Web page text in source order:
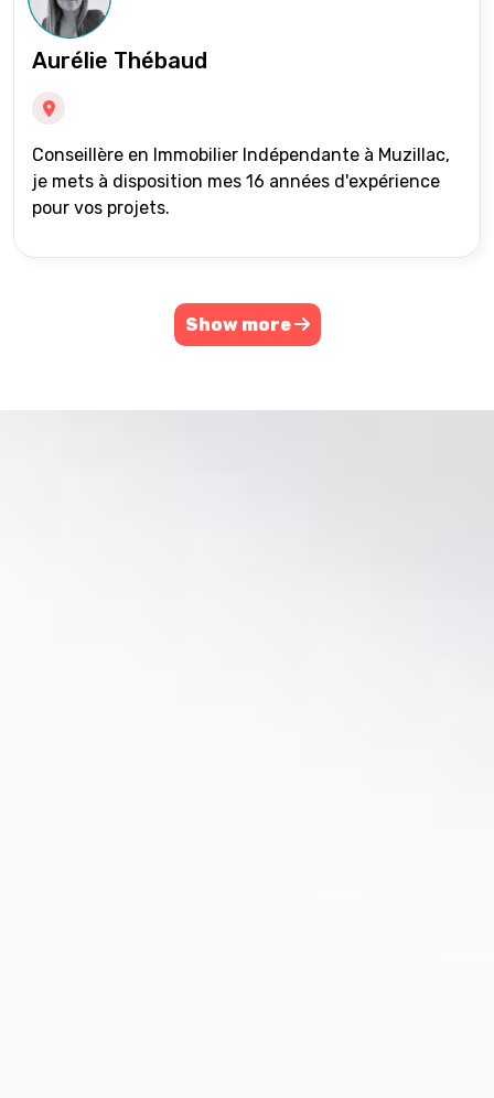
Aurélie Thébaud
Conseillère en Immobilier Indépendante à Muzillac,
je mets à disposition mes 16 années d'expérience
pour vos projets.
Show more